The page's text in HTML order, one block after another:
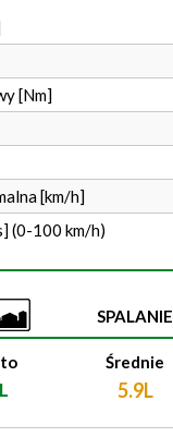
[Nm]
[km/h]
(0-100 km/h)
SPALANIE
Średnie
5.9L